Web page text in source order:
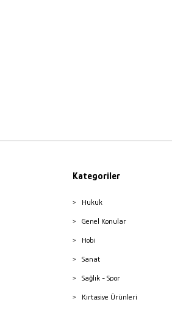
Kategoriler
Hukuk
Genel Konular
Hobi
Sanat
Sağlık - Spor
Kırtasiye Ürünleri